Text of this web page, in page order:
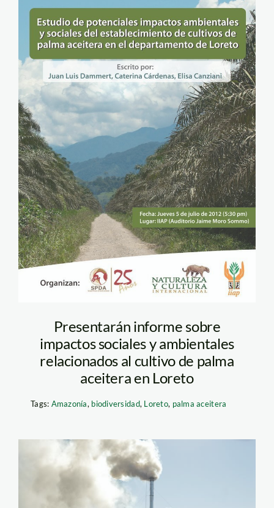
plma_aceitera_spda_loreto
Presentarán informe sobre
impactos sociales y ambientales
relacionados al cultivo de palma
aceitera en Loreto
Tags: Amazonía, biodiversidad, Loreto, palma aceitera
palma_aceitera_planta